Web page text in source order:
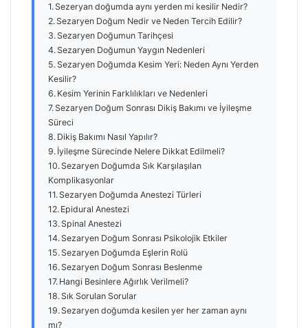
Sezeryan doğumda aynı yerden mi kesilir Nedir?
Sezaryen Doğum Nedir ve Neden Tercih Edilir?
Sezaryen Doğumun Tarihçesi
Sezaryen Doğumun Yaygın Nedenleri
Sezaryen Doğumda Kesim Yeri: Neden Aynı Yerden
Kesilir?
Kesim Yerinin Farklılıkları ve Nedenleri
Sezaryen Doğum Sonrası Dikiş Bakımı ve İyileşme
Süreci
Dikiş Bakımı Nasıl Yapılır?
İyileşme Sürecinde Nelere Dikkat Edilmeli?
Sezaryen Doğumda Sık Karşılaşılan
Komplikasyonlar
Sezaryen Doğumda Anestezi Türleri
Epidural Anestezi
Spinal Anestezi
Sezaryen Doğum Sonrası Psikolojik Etkiler
Sezaryen Doğumda Eşlerin Rolü
Sezaryen Doğum Sonrası Beslenme
Hangi Besinlere Ağırlık Verilmeli?
Sık Sorulan Sorular
Sezaryen doğumda kesilen yer her zaman aynı
mı?